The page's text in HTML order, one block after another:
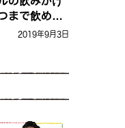
まで飲め
2019年9月3日